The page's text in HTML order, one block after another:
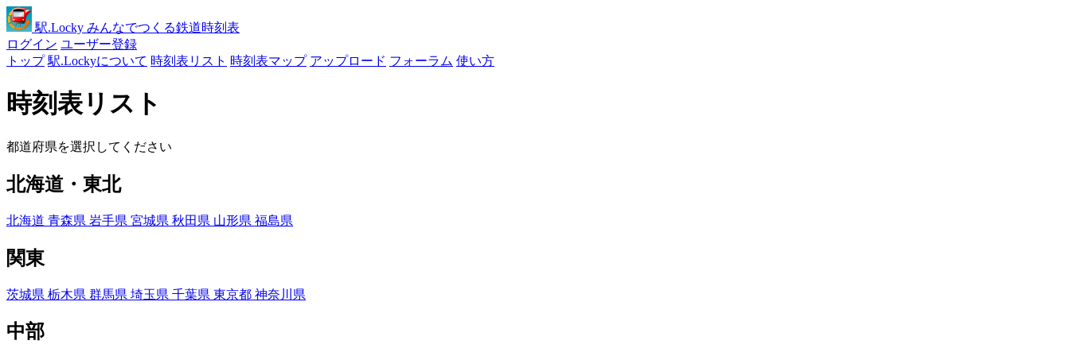
駅.Locky みんなでつくる鉄道時刻表
ログイン ユーザー登録
トップ 駅.Lockyについて 時刻表リスト 時刻表マップ アップロード フォーラム 使い方
時刻表リスト
都道府県を選択してください
北海道・東北
北海道 青森県 岩手県 宮城県 秋田県 山形県 福島県
関東
茨城県 栃木県 群馬県 埼玉県 千葉県 東京都 神奈川県
中部